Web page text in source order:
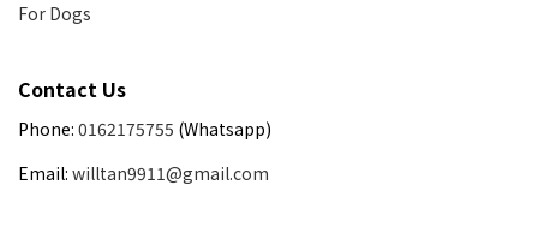
For Dogs
Contact Us
Phone: 0162175755 (Whatsapp)
Email: willtan9911@gmail.com